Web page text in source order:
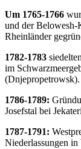
Um 1765-1766
und der Belowesh-
Rheinländer
1782-1783
im
(Dnjepropetrowsk).
1786-1789:
Josefstal bei
1787-1791:
Niederlassungen